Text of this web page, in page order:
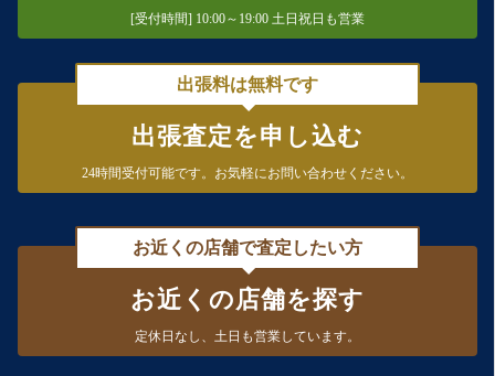
[受付時間] 10:00～19:00 土日祝日も営業
出張料は無料です
出張査定を申し込む
24時間受付可能です。 お気軽にお問い合わせください。
お近くの店舗で査定したい方
お近くの店舗を探す
定休日なし、 土日も営業しています。